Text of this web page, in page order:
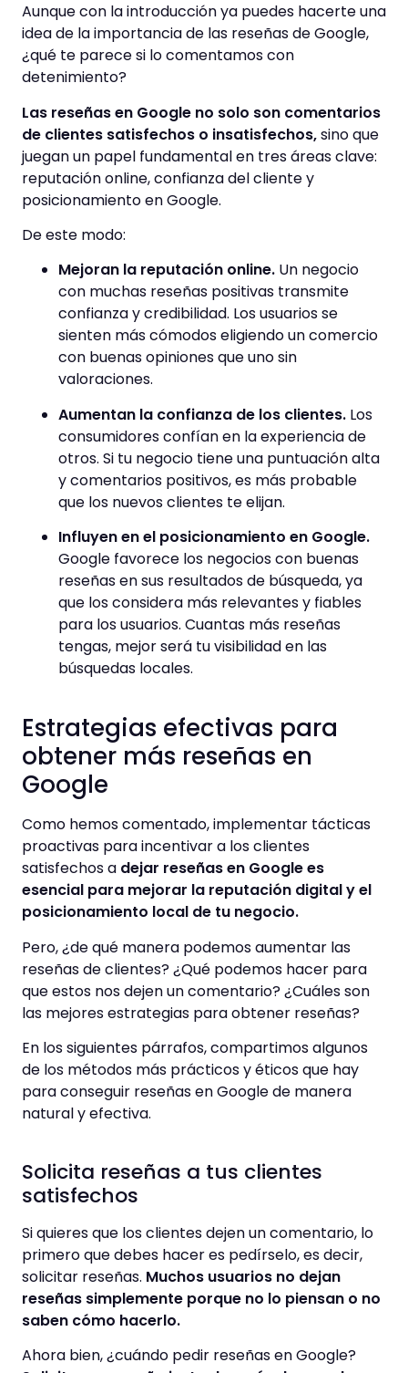
Aunque con la introducción ya puedes hacerte una
idea de la importancia de las reseñas de Google,
¿qué te parece si lo comentamos con
detenimiento?
Las reseñas en Google no solo son comentarios
de clientes satisfechos o insatisfechos,sino que
juegan un papel fundamental en tres áreas clave:
reputación online, confianza del cliente y
posicionamiento en Google.
De este modo:
Mejoran la reputación online. Un negocio
con muchas reseñas positivas transmite
confianza y credibilidad. Los usuarios se
sienten más cómodos eligiendo un comercio
con buenas opiniones que uno sin
valoraciones.
Aumentan la confianza de los clientes. Los
consumidores confían en la experiencia de
otros. Si tu negocio tiene una puntuación alta
y comentarios positivos, es más probable
que los nuevos clientes te elijan.
Influyen en el posicionamiento en Google.
Google favorece los negocios con buenas
reseñas en sus resultados de búsqueda, ya
que los considera más relevantes y fiables
para los usuarios. Cuantas más reseñas
tengas, mejor será tu visibilidad en las
búsquedas locales.
Estrategias efectivas para
obtener más reseñas en
Google
Como hemos comentado, implementar tácticas
proactivas para incentivar a los clientes
satisfechos a dejar reseñas en Google es
esencial para mejorar la reputación digital y el
posicionamiento local de tu negocio.
Pero, ¿de qué manera podemos aumentar las
reseñas de clientes? ¿Qué podemos hacer para
que estos nos dejen un comentario? ¿Cuáles son
las mejores estrategias para obtener reseñas?
En los siguientes párrafos, compartimos algunos
de los métodos más prácticos y éticos que hay
para conseguir reseñas en Google de manera
natural y efectiva.
Solicita reseñas a tus clientes
satisfechos
Si quieres que los clientes dejen un comentario, lo
primero que debes hacer es pedírselo, es decir,
solicitar reseñas. Muchos usuarios no dejan
reseñas simplemente porque no lo piensan o no
saben cómo hacerlo.
Ahora bien, ¿cuándo pedir reseñas en Google?